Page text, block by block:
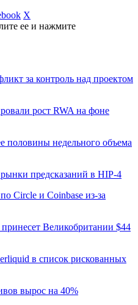
X
ее и нажмите
за контроль над проектом
рост RWA на фоне
половины недельного объема
предсказаний в HIP-4
Circle и Coinbase из-за
Великобритании $44
в список рискованных
вырос на 40%